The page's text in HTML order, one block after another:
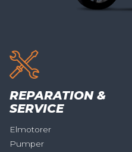
REPARATION &
SERVICE
Elmotorer
Pumper